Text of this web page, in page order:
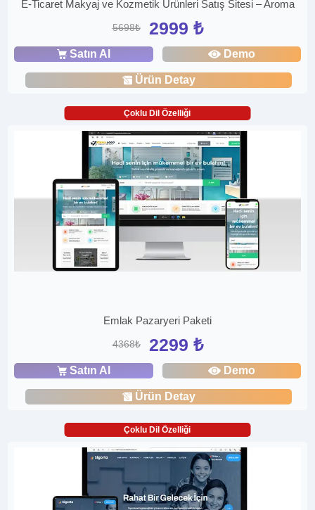
E-Ticaret Makyaj ve Kozmetik Ürünleri Satış Sitesi – Aroma
5698₺ 2999 ₺
Satın Al Demo
Ürün Detay
Çoklu Dil Özelliği
Emlak Pazaryeri Paketi
4368₺ 2299 ₺
Satın Al Demo
Ürün Detay
Çoklu Dil Özelliği